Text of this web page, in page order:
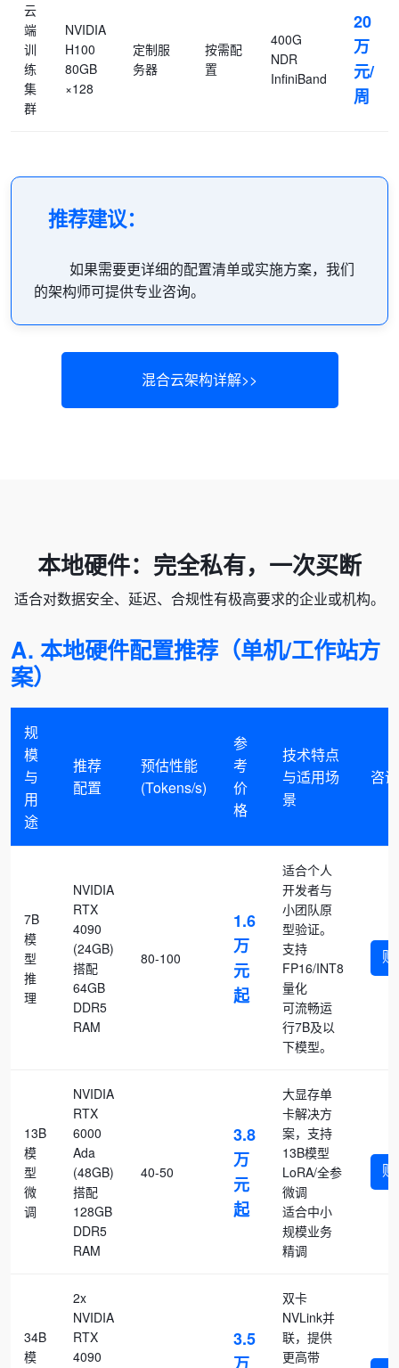
云
端
训
练
集
群
NVIDIA
H100
80GB
×128
定制服
务器
按需配
置
400G
NDR
InfiniBand
20
万
元/
周
推荐建议：
如果需要更详细的配置清单或实施方案，我们
的架构师可提供专业咨询。
混合云架构详解>>
本地硬件：完全私有，一次买断
适合对数据安全、延迟、合规性有极高要求的企业或机构。
A. 本地硬件配置推荐（单机/工作站方
案）
规
模
与
用
途
推荐
配置
预估性能
(Tokens/s)
参
考
价
格
技术特点
与适用场
景
咨询
7B
模
型
推
理
NVIDIA
RTX
4090
(24GB)
搭配
64GB
DDR5
RAM
80-100
1.6
万
元
起
适合个人
开发者与
小团队原
型验证。
支持
FP16/INT8
量化
可流畅运
行7B及以
下模型。
13B
模
型
微
调
NVIDIA
RTX
6000
Ada
(48GB)
搭配
128GB
DDR5
RAM
40-50
3.8
万
元
起
大显存单
卡解决方
案，支持
13B模型
LoRA/全参
微调
适合中小
规模业务
精调
34B
模
2x
NVIDIA
RTX
4090
3.5
双卡
NVLink并
联，提供
更高带